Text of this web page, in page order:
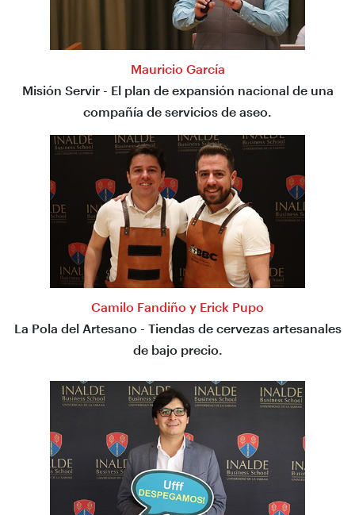
Mauricio García
Misión Servir - El plan de expansión nacional de una
compañía de servicios de aseo.
Camilo Fandiño y Erick Pupo
La Pola del Artesano - Tiendas de cervezas artesanales
de bajo precio.